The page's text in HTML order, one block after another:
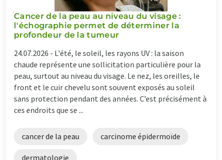
Cancer de la peau au niveau du visage :
l'échographie permet de déterminer la
profondeur de la tumeur
24.07.2026 - L'été, le soleil, les rayons UV : la saison
chaude représente une sollicitation particulière pour la
peau, surtout au niveau du visage. Le nez, les oreilles, le
front et le cuir chevelu sont souvent exposés au soleil
sans protection pendant des années. C’est précisément à
ces endroits que se ...
cancer de la peau carcinome épidermoïde
dermatologie